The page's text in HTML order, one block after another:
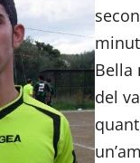
Bella
del